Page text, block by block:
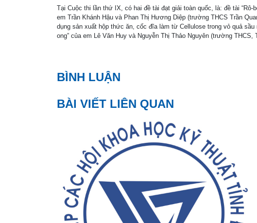
Tại Cuộc thi lần thứ IX, có hai đề tài đạt giải toàn quốc, là: đề tài “Rô-
em Trần Khánh Hậu và Phan Thị Hương Diệp (trường THCS Trần
dụng sản xuất hộp thức ăn, cốc đĩa làm từ Cellulose trong vỏ quả
ong” của em Lê Văn Huy và Nguyễn Thị Thảo Nguyên (trường
BÌNH LUẬN
BÀI VIẾT LIÊN QUAN